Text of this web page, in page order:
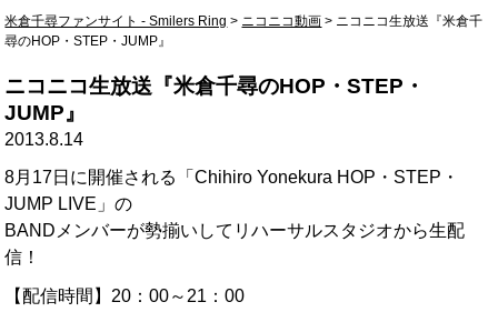
米倉千尋ファンサイト - Smilers Ring > ニコニコ動画 > ニコニコ生放送『米倉千
尋のHOP・STEP・JUMP』
ニコニコ生放送『米倉千尋のHOP・STEP・
JUMP』
2013.8.14
8月17日に開催される「Chihiro Yonekura HOP・STEP・
JUMP LIVE」の
BANDメンバーが勢揃いしてリハーサルスタジオから生配
信！
【配信時間】20：00～21：00